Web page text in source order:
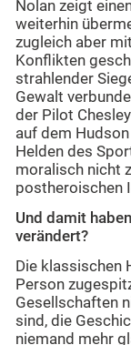
Nolan zeigt
weiterhin
zugleich aber
Konflikten
strahlender
Gewalt
der Pilot
auf dem
Helden des
moralisch nicht
postheroischen
Und damit
verändert?
Die klassischen
Person
Gesellschaften
sind, die
niemand mehr